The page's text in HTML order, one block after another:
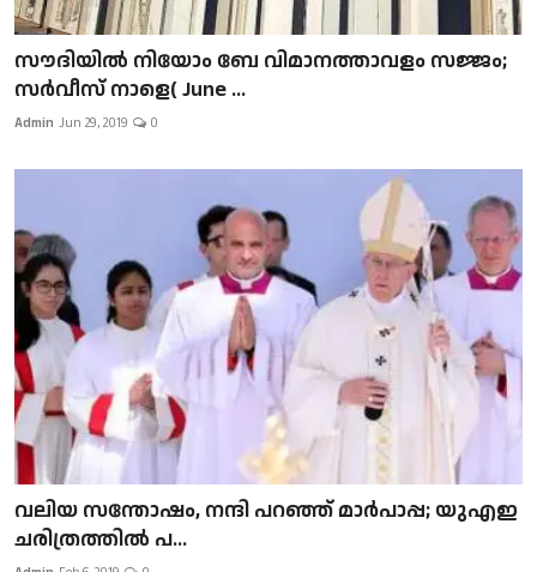
സൗദിയിൽ നിയോം ബേ വിമാനത്താവളം സജ്ജം;
സർവീസ് നാളെ( June ...
Admin Jun 29, 2019 0
വലിയ സന്തോഷം, നന്ദി പറഞ്ഞ് മാർപാപ്പ; യുഎഇ
ചരിത്രത്തിൽ പ...